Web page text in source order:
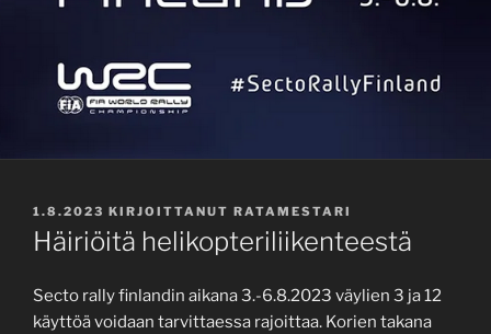
JULKAISTU
1.8.2023 KIRJOITTANUT RATAMESTARI
Häiriöitä helikopteriliikenteestä
Secto rally finlandin aikana 3.-6.8.2023 väylien 3 ja 12
käyttöä voidaan tarvittaessa rajoittaa. Korien takana